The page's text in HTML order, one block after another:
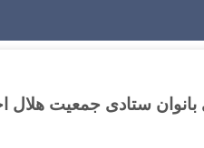
ستادی جمعیت هلال